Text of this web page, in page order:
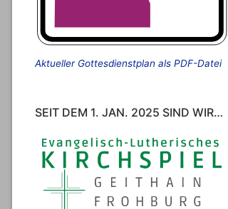
Aktueller Gottesdienstplan als PDF-Datei
SEIT DEM 1. JAN. 2025 SIND WIR…